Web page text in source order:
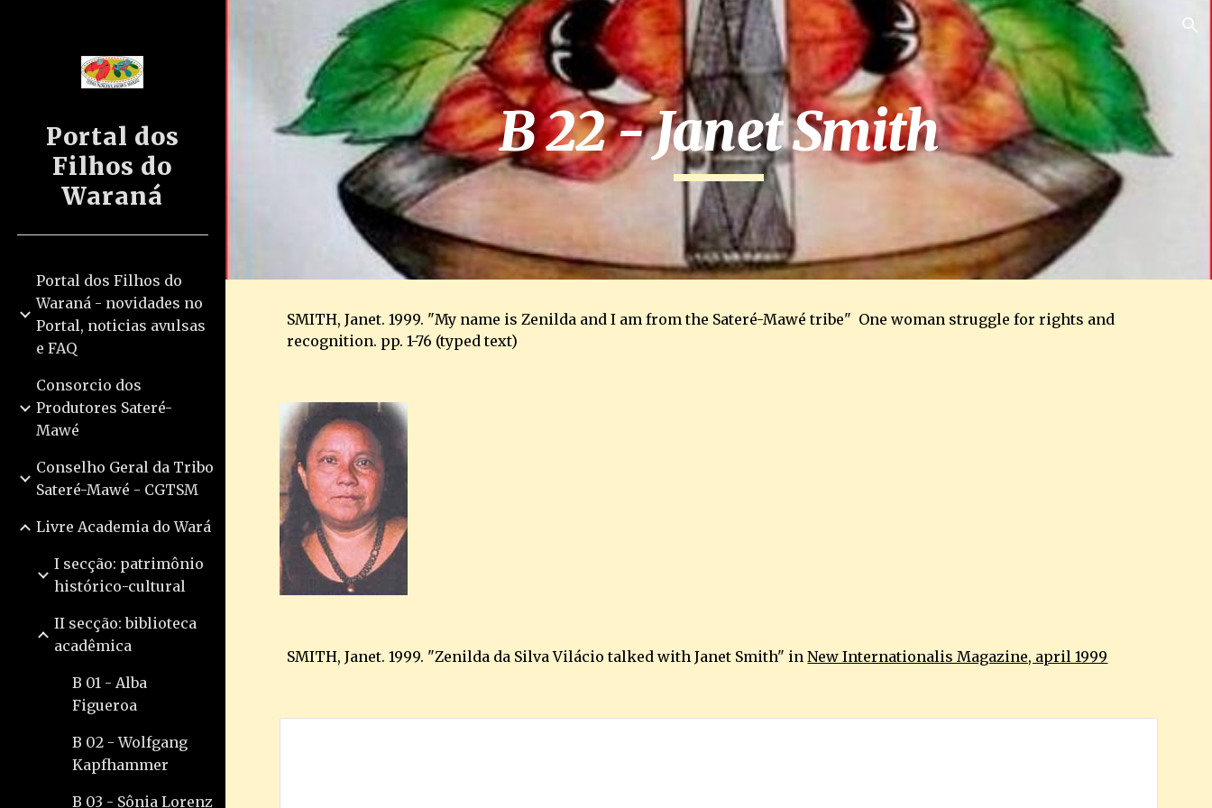
Skip to main content Skip to navigation
Portal dos
Filhos do
Waraná
Portal dos Filhos do
Waraná - novidades no
Portal, noticias avulsas
e FAQ
Consorcio dos
Produtores Sateré-
Mawé
Conselho Geral da Tribo
Sateré-Mawé - CGTSM
Livre Academia do Wará
I secção: patrimônio
histórico-cultural
II secção: biblioteca
acadêmica
B 01 - Alba
Figueroa
B 02 - Wolfgang
Kapfhammer
B 03 - Sônia Lorenz
B 22 - Janet Smith
SMITH, Janet. 1999. "My name is Zenilda and I am from the Sateré-Mawé tribe"  One woman struggle for rights and
recognition. pp. 1-76 (typed text)
SMITH, Janet. 1999. "Zenilda da Silva Vilácio talked with Janet Smith" in New Internationalis Magazine, april 1999